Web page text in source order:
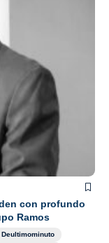
con profundo
Ramos
Deultimominuto